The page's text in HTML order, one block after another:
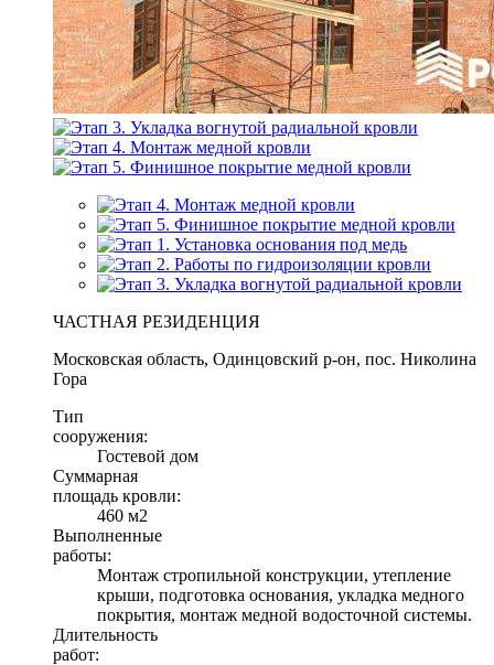
ЧАСТНАЯ РЕЗИДЕНЦИЯ
Московская область, Одинцовский р-он, пос. Николина
Гора
Тип
сооружения:
Гостевой дом
Суммарная
площадь кровли:
460 м2
Выполненные
работы:
Монтаж стропильной конструкции, утепление
крыши, подготовка основания, укладка медного
покрытия, монтаж медной водосточной системы.
Длительность
работ: